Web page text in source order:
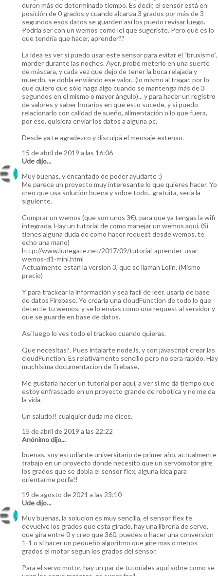
duren más de determinado tiempo. Es decir, el sensor está en
posición de 0 grados y cuando alcanza 3 grados por más de 3
segundos esos datos se guarden así los puedo revisar luego.
Podría ser con un wemos como leí que sugeriste. Pero qué es lo
que tendría que hacer, aprender??
La idea es ver si puedo usar este sensor para evitar el "bruxismo",
morder durante las noches. Ayer, probé meterlo en una suerte
de máscara, y cada vez que dejo de tener la boca relajada y
muerdo, se dobla enviándo ese valor.. (lo mismo al tragar, por lo
que quiero que sólo haga algo cuando se mantenga más de 3
segundos en el mismo o mayor ángulo)... y para hacer un registro
de valores y saber horarios en que esto sucede, y si puedo
relacionarlo con calidad de sueño, alimentación o lo que fuera,
por eso, quisiera enviar los datos a alguna pc.
Desde ya te agradezco y disculpà el mensaje extenso.
15 de abril de 2019 a las 16:06
Udedijo...
Muy buenas, y encantado de poder ayudarte ;)
Me parece un proyecto muy interesante lo que quieres hacer. Yo
creo que usa solución buena y sobre todo.. gratuita, seria la
siguiente.
Comprar un wemos (que son unos 3€), para que ya tengas la wifi
integrada. Hay un tutorial de como manejar un wemos aqui. (Si
tienes alguna duda de como hacer request desde wemos, te
echo una mano)
http://www.lunegate.net/2017/09/tutorial-aprender-usar-
wemos-d1-mini.html
Actualmente estan la version 3, que se llaman Lolin. (Mismo
precio)
Y para trackear la información y sea facil de leer, usaria de base
de datos Firebase. Yo crearia una cloudFunction de todo lo que
detecte tu wemos, y se lo envias como una request al servidor y
que se guarde en base de datos.
Asi luego lo ves todo el trackeo cuando quieras.
Que necesitas?, Pues intalarte nodeJs, y con javascript crear las
cloudFunction. Es relativamente sencillo pero no sera rapido. Hay
muchisima documentacion de firebase.
Me gustaria hacer un tutorial por aqui, a ver si me da tiempo que
estoy enfrascado en un proyecto grande de robotica y no me da
la vida.
Un saludo!! cualquier duda me dices.
15 de abril de 2019 a las 22:22
Anónimo dijo...
buenas, soy estudiante universitario de primer año, actualmente
trabajo en un proyecto donde necesito que un servomotor gire
los grados que se dobla el sensor flex, alguna idea para
orientarme porfa!!
19 de agosto de 2021 a las 23:10
Udedijo...
Muy buenas, la solucion es muy sencilla, el sensor flex te
devuelve los grados que esta girado, hay una libreria de servo,
que gira entre 0 y creo que 360, puedes o hacer una conversion
1-1 o si hacer un pequeño algoritmo que gire mas o menos
grados el motor segun los grados del sensor.
Para el servo motor, hay un par de tutoriales aqui sobre como se